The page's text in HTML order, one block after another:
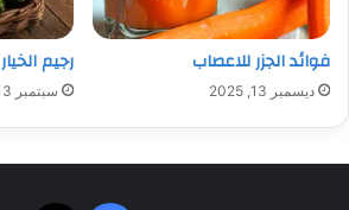
فوائد الجزر للاعصاب
ديسمبر 13, 2025
رجيم الخيار
سبتمبر 13, 2024